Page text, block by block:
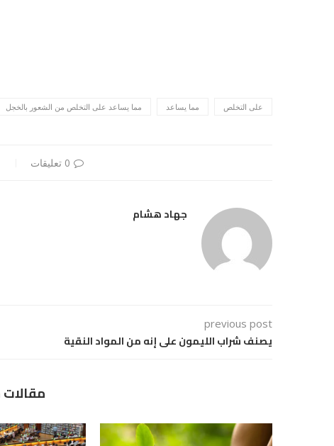
على التخلص مما يساعد مما يساعد على التخلص من الشعور بالخجل
0 تعليقات
جهاد هشام
previous post
يصنف شراب الليمون على إنه من المواد النقية